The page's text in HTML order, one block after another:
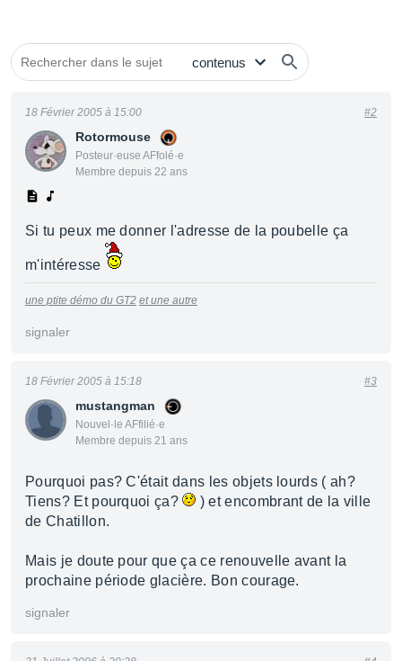
Rotormouse
Posteur·euse AFfolé·e
Membre depuis 22 ans
18 Février 2005 à 15:00 #2
Si tu peux me donner l'adresse de la poubelle ça
m'intéresse
une ptite démo du GT2 et une autre
signaler
mustangman
Nouvel·le AFfilié·e
Membre depuis 21 ans
18 Février 2005 à 15:18 #3
Pourquoi pas? C'était dans les objets lourds ( ah?
Tiens? Et pourquoi ça?
) et encombrant de la ville
de Chatillon.
Mais je doute pour que ça ce renouvelle avant la
prochaine période glacière. Bon courage.
signaler